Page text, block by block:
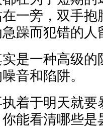
在一旁，双手
躁而犯错的人
是一种高级
音和陷阱。
着于明天就
你能看清哪些